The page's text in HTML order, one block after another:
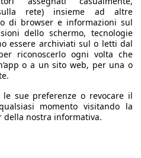
nm
anteriore
rete) insieme ad altre
di browser e informazioni sul
dello schermo, tecnologie
essere archiviati sul o letti dal
riconoscerlo ogni volta che
o a un sito web, per una o
le sue preferenze o revocare il
momento visitando la
della nostra informativa.